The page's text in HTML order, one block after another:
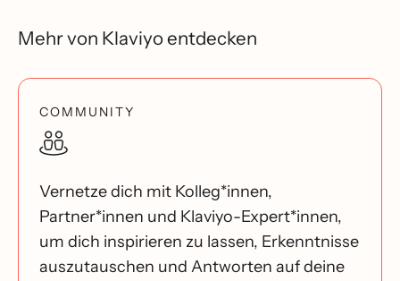
Mehr von Klaviyo entdecken
COMMUNITY
Vernetze dich mit Kolleg*innen,
Partner*innen und Klaviyo-Expert*innen,
um dich inspirieren zu lassen, Erkenntnisse
auszutauschen und Antworten auf deine